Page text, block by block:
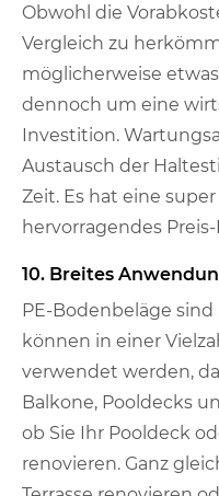
Obwohl die
Vergleich zu
möglicherweise
dennoch um eine
Investition.
Austausch der
Zeit. Es hat eine
hervorragendes
10. Breites
PE-Bodenbeläge
können in einer
verwendet werden,
Balkone, Pooldecks
ob Sie Ihr Pooldeck
renovieren. Ganz